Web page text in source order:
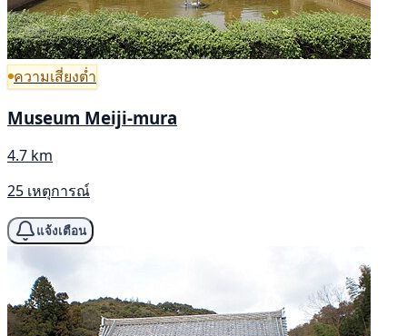
ความเสี่ยงต่ำ
Museum Meiji-mura
4.7 km
25 เหตุการณ์
แจ้งเตือน